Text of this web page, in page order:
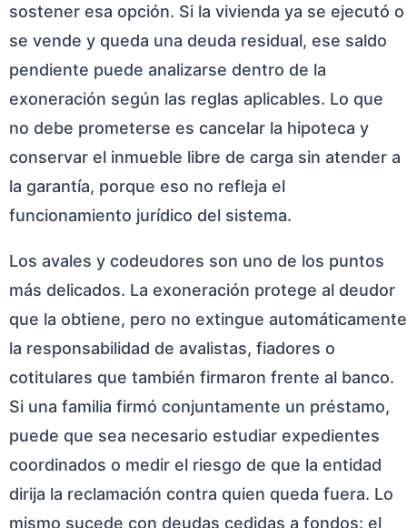
sostener esa opción. Si la vivienda ya se ejecutó o
se vende y queda una deuda residual, ese saldo
pendiente puede analizarse dentro de la
exoneración según las reglas aplicables. Lo que
no debe prometerse es cancelar la hipoteca y
conservar el inmueble libre de carga sin atender a
la garantía, porque eso no refleja el
funcionamiento jurídico del sistema.
Los avales y codeudores son uno de los puntos
más delicados. La exoneración protege al deudor
que la obtiene, pero no extingue automáticamente
la responsabilidad de avalistas, fiadores o
cotitulares que también firmaron frente al banco.
Si una familia firmó conjuntamente un préstamo,
puede que sea necesario estudiar expedientes
coordinados o medir el riesgo de que la entidad
dirija la reclamación contra quien queda fuera. Lo
mismo sucede con deudas cedidas a fondos: el